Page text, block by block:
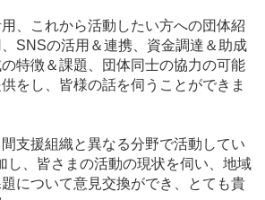
、これから活動したい方への団体紹
SNSの活用＆連携、資金調達＆助成
特徴＆課題、団体同士の協力の可能
をし、皆様の話を伺うことができま
支援組織と異なる分野で活動してい
し、皆さまの活動の現状を伺い、地域
について意見交換ができ、とても貴